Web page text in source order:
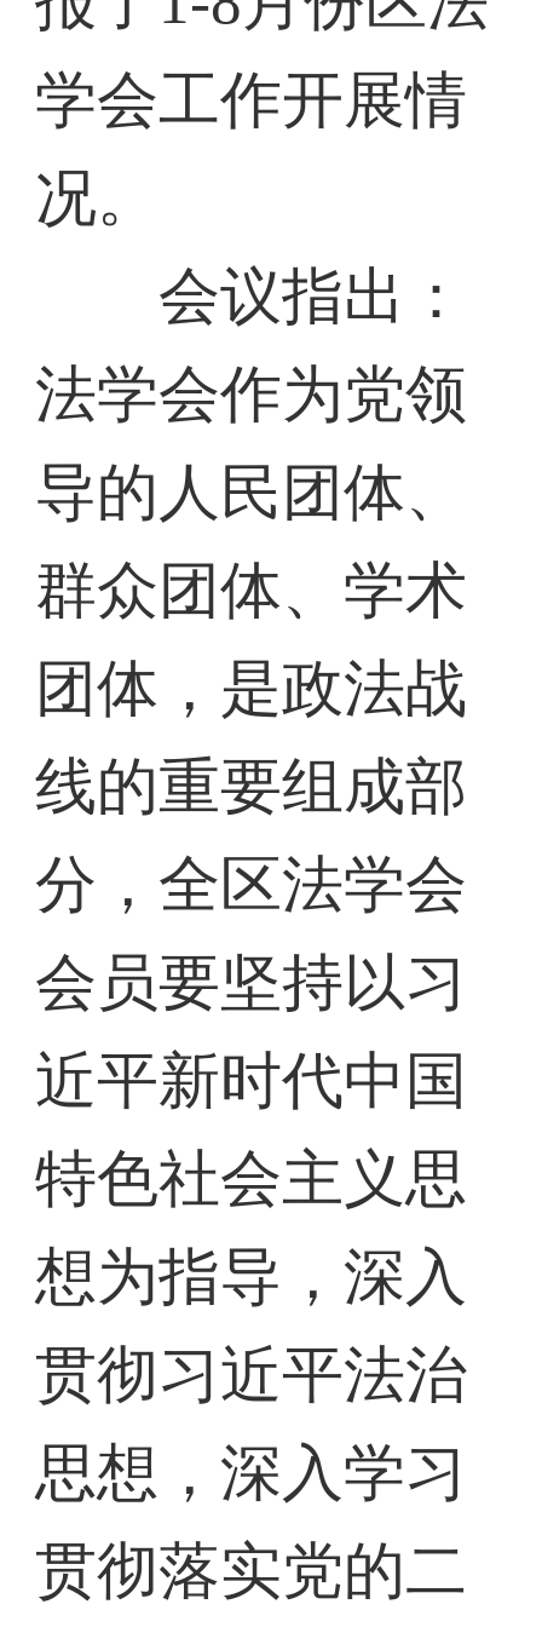
学会工作开展情
况。
会议指出：
法学会作为党领
导的人民团体、
群众团体、学术
团体，是政法战
线的重要组成部
分，全区法学会
会员要坚持以习
近平新时代中国
特色社会主义思
想为指导，深入
贯彻习近平法治
思想，深入学习
贯彻落实党的二